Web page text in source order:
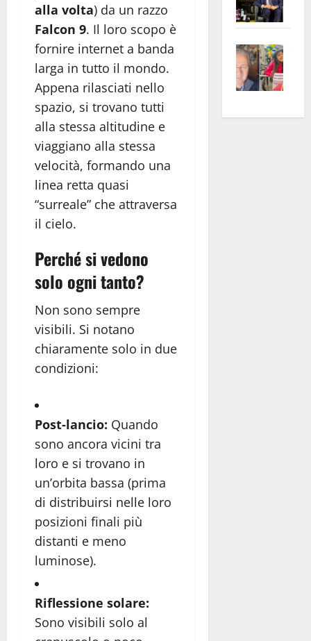
alla volta) da un razzo
Falcon 9. Il loro scopo è
fornire internet a banda
larga in tutto il mondo.
Appena rilasciati nello
spazio, si trovano tutti
alla stessa altitudine e
viaggiano alla stessa
velocità, formando una
linea retta quasi
“surreale” che attraversa
il cielo.
Perché si vedono
solo ogni tanto?
Non sono sempre
visibili. Si notano
chiaramente solo in due
condizioni:
Post-lancio: Quando
sono ancora vicini tra
loro e si trovano in
un’orbita bassa (prima
di distribuirsi nelle loro
posizioni finali più
distanti e meno
luminose).
Riflessione solare:
Sono visibili solo al
euro
apre